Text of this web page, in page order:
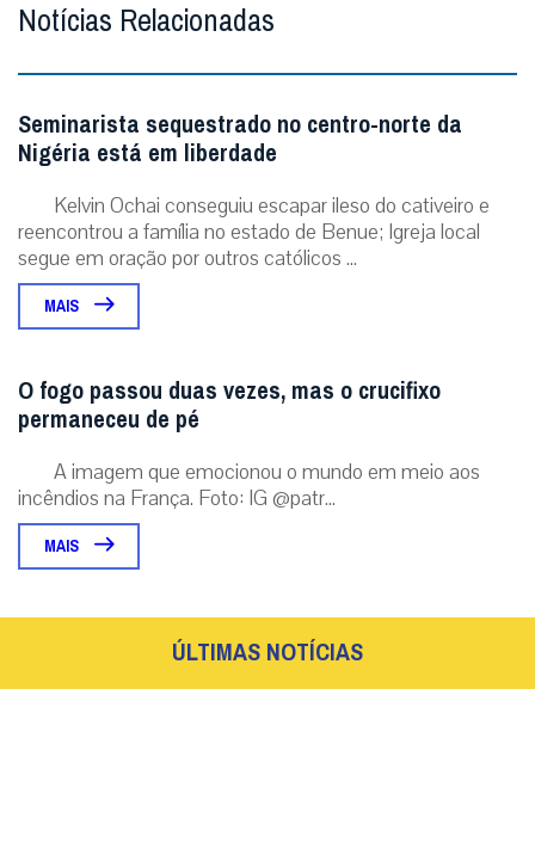
Notícias Relacionadas
Seminarista sequestrado no centro-norte da
Nigéria está em liberdade
Kelvin Ochai conseguiu escapar ileso do cativeiro e
reencontrou a família no estado de Benue; Igreja local
segue em oração por outros católicos ...
MAIS
O fogo passou duas vezes, mas o crucifixo
permaneceu de pé
A imagem que emocionou o mundo em meio aos
incêndios na França. Foto: IG @patr...
MAIS
ÚLTIMAS NOTÍCIAS